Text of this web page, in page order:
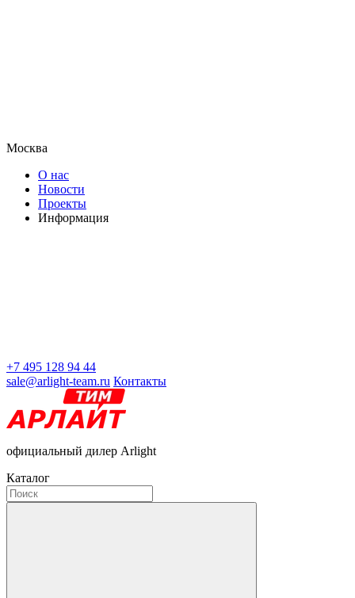
Москва
О нас
Новости
Проекты
Информация
+7 495 128 94 44
sale@arlight-team.ru Контакты
официальный дилер Arlight
Каталог